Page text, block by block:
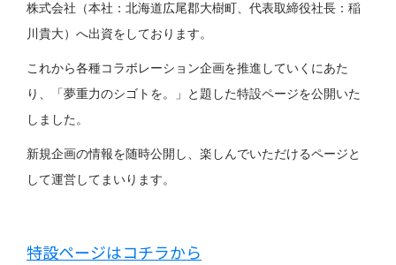
株式会社（本社：北海道広尾郡大樹町、代表取締役社長：稲
川貴大）へ出資をしております。
これから各種コラボレーション企画を推進していくにあた
り、「夢重力のシゴトを。」と題した特設ページを公開いた
しました。
新規企画の情報を随時公開し、楽しんでいただけるページと
して運営してまいります。
特設ページはコチラから